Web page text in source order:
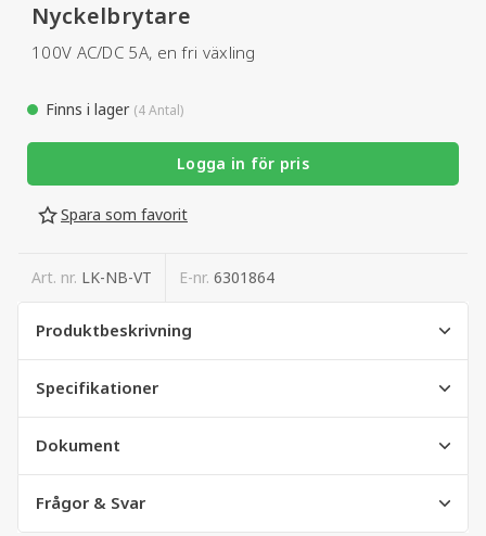
Nyckelbrytare
100V AC/DC 5A, en fri växling
Finns i lager (4 Antal)
Logga in för pris
Spara som favorit
Art. nr. LK-NB-VT E-nr. 6301864
Produktbeskrivning
Specifikationer
Dokument
Frågor & Svar